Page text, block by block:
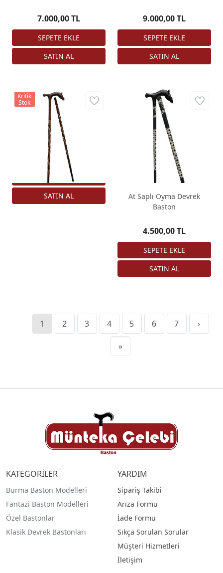
7.000,00 TL 9.000,00 TL
At Saplı Klasik Yılanlı
Devrek Baston
4.500,00 TL
Kritik
Stok
At Saplı Oyma Devrek
Baston
4.500,00 TL
1 2 3 4 5 6 7 ›
»
KATEGORİLER
Burma Baston Modelleri
Fantazi Baston Modelleri
Özel Bastonlar
Klasik Devrek Bastonları
YARDIM
Sipariş Takibi
Arıza Formu
İade Formu
Sıkça Sorulan Sorular
Müşteri Hizmetleri
İletişim